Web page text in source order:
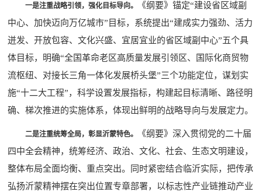
一是注重战略引领，强化目标导向。
《纲要》锚定“建设省区域副
中心、加快迈向万亿城市”目标，系统提出“建成实力强劲、活力
迸发、开放包容、文化兴盛、宜居宜业的省区域副中心”五个具
体目标，明确“全国革命老区高质量发展引领区、国际化商贸物
流枢纽、对接长三角一体化发展桥头堡”三个功能定位，谋划实
施“十二大工程”，科学设置发展指标，构建起目标清晰、路径明
确、梯次推进的实施体系，体现出鲜明的战略导向与发展定力。
二是注重统筹全局，彰显沂蒙特色。
《纲要》深入贯彻党的二十届
四中全会精神，统筹经济、政治、文化、社会、生态文明建设，
整体布局全面均衡、重点突出。同时紧密结合临沂实际，把传承
弘扬沂蒙精神摆在突出位置专章部署，以标志性产业链推动产业